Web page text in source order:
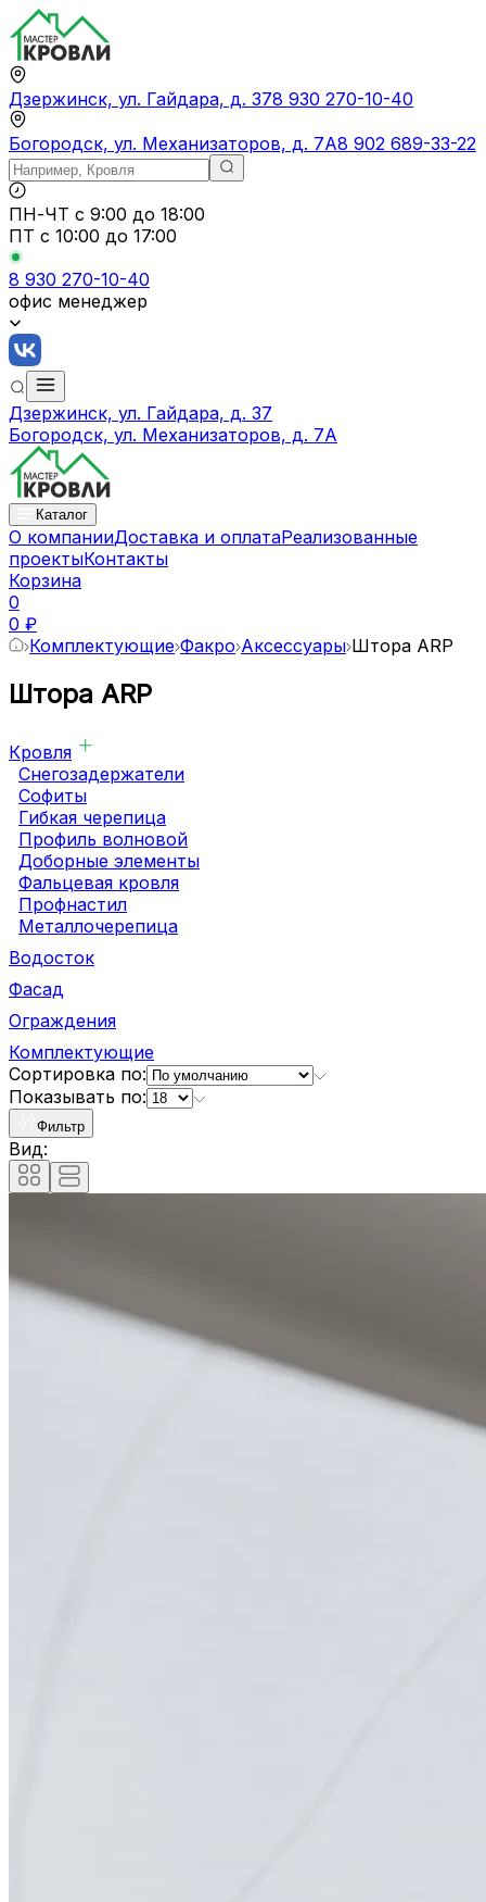
Дзержинск, ул. Гайдара, д. 378 930 270-10-40
Богородск, ул. Механизаторов, д. 7А8 902 689-33-22
ПН-ЧТ с 9:00 до 18:00
ПТ с 10:00 до 17:00
8 930 270-10-40
офис менеджер
Дзержинск, ул. Гайдара, д. 37
Богородск, ул. Механизаторов, д. 7А
Каталог
О компанииДоставка и оплатаРеализованные
проектыКонтакты
Корзина
0
0 ₽
Комплектующие Факро Аксессуары Штора ARP
Штора ARP
Кровля
Снегозадержатели
Софиты
Гибкая черепица
Профиль волновой
Доборные элементы
Фальцевая кровля
Профнастил
Металлочерепица
Водосток
Фасад
Ограждения
Комплектующие
Сортировка по:
Показывать по:
Фильтр
Вид: